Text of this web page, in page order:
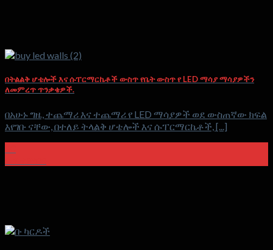
በትልልቅ ሆቴሎች እና ሱፐርማርኬቶች ውስጥ የቤት ውስጥ የ LED ማሳያ ማሳያዎችን
ለመምረጥ ጥንቃቄዎች.
በአሁኑ ግዜ, ተጨማሪ እና ተጨማሪ የ LED ማሳያዎች ወደ ውስጠኛው ክፍል
እየገቡ ናቸው, በተለይ ትላልቅ ሆቴሎች እና ሱፐርማርኬቶች, [...]